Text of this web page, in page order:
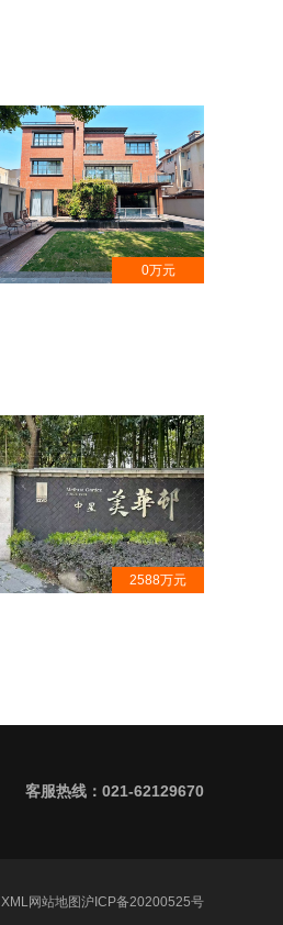
0万元
2588万元
客服热线：021-62129670
沪ICP备20200525号
网站地图
XML